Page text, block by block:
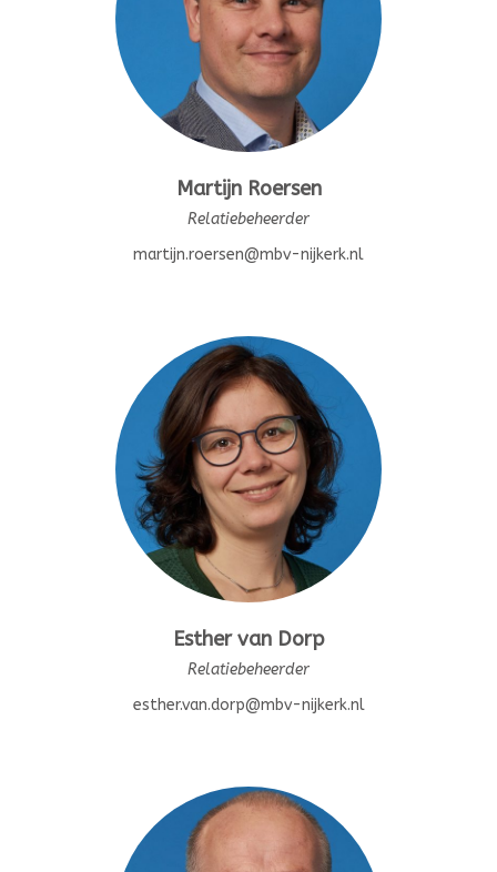
Martijn Roersen
Relatiebeheerder
martijn.roersen@mbv-nijkerk.nl
Esther van Dorp
Relatiebeheerder
esther.van.dorp@mbv-nijkerk.nl